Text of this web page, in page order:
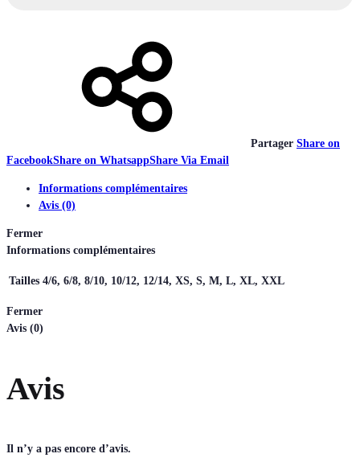
Partager Share on
FacebookShare on WhatsappShare Via Email
Informations complémentaires
Avis (0)
Fermer
Informations complémentaires
Tailles 4/6, 6/8, 8/10, 10/12, 12/14, XS, S, M, L, XL, XXL
Fermer
Avis (0)
Avis
Il n’y a pas encore d’avis.